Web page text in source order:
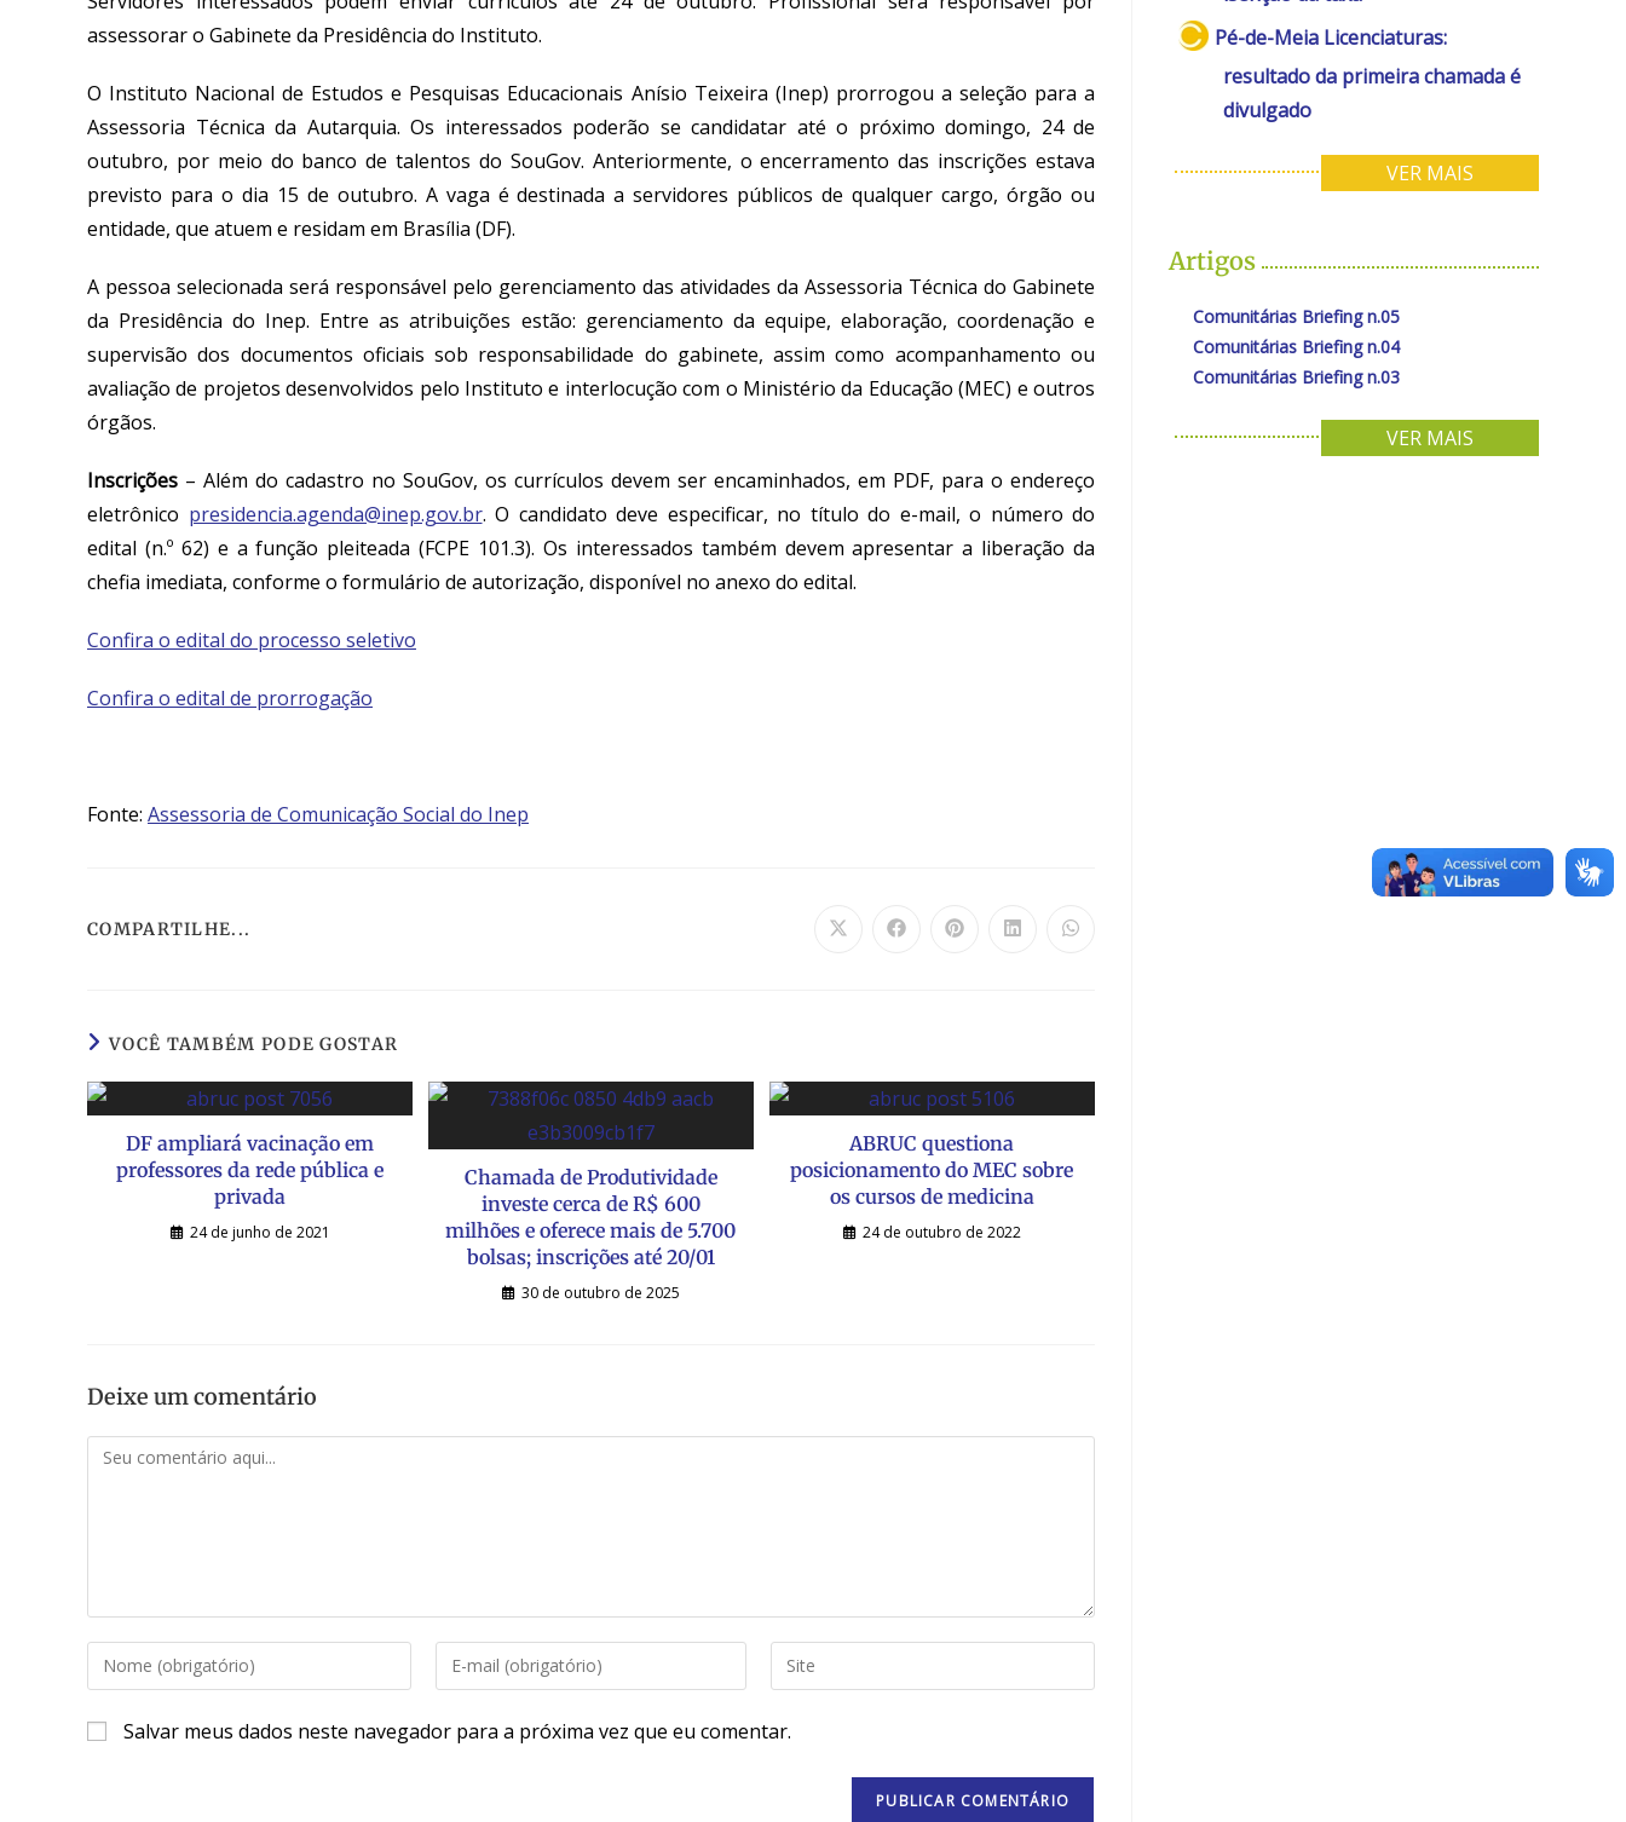
assessorar o Gabinete da Presidência do Instituto.
O Instituto Nacional de Estudos e Pesquisas Educacionais Anísio Teixeira (Inep) prorrogou a seleção para a
Assessoria Técnica da Autarquia. Os interessados poderão se candidatar até o próximo domingo, 24 de
outubro, por meio do banco de talentos do SouGov. Anteriormente, o encerramento das inscrições estava
previsto para o dia 15 de outubro. A vaga é destinada a servidores públicos de qualquer cargo, órgão ou
entidade, que atuem e residam em Brasília (DF).
A pessoa selecionada será responsável pelo gerenciamento das atividades da Assessoria Técnica do Gabinete
da Presidência do Inep. Entre as atribuições estão: gerenciamento da equipe, elaboração, coordenação e
supervisão dos documentos oficiais sob responsabilidade do gabinete, assim como acompanhamento ou
avaliação de projetos desenvolvidos pelo Instituto e interlocução com o Ministério da Educação (MEC) e outros
órgãos.
Inscrições – Além do cadastro no SouGov, os currículos devem ser encaminhados, em PDF, para o endereço
eletrônico presidencia.agenda@inep.gov.br. O candidato deve especificar, no título do e-mail, o número do
edital (n.º 62) e a função pleiteada (FCPE 101.3). Os interessados também devem apresentar a liberação da
chefia imediata, conforme o formulário de autorização, disponível no anexo do edital.
Confira o edital do processo seletivo
Confira o edital de prorrogação
Fonte: Assessoria de Comunicação Social do Inep
COMPARTILHE...
VOCÊ TAMBÉM PODE GOSTAR
DF ampliará vacinação em
professores da rede pública e
privada
24 de junho de 2021
Chamada de Produtividade
investe cerca de R$ 600
milhões e oferece mais de 5.700
bolsas; inscrições até 20/01
30 de outubro de 2025
ABRUC questiona
posicionamento do MEC sobre
os cursos de medicina
24 de outubro de 2022
Deixe um comentário
Salvar meus dados neste navegador para a próxima vez que eu comentar.
Pé-de-Meia Licenciaturas:
resultado da primeira chamada é
divulgado
VER MAIS
Artigos
Comunitárias Briefing n.05
Comunitárias Briefing n.04
Comunitárias Briefing n.03
VER MAIS